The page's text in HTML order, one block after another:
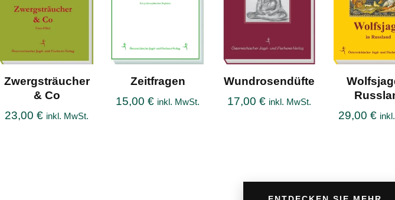
Zwergsträucher
& Co
23,00€ inkl. MwSt.
Zeitfragen
15,00€ inkl. MwSt.
Wundrosendüfte
17,00 € inkl. MwSt.
29,00€